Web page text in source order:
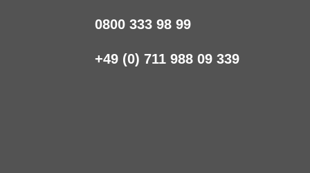
0800 333 98 99
+49 (0) 711 988 09 339